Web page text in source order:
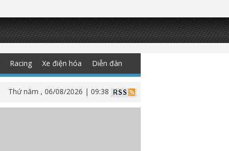
Racing Xe điện hóa Diễn đàn
Thứ năm , 06/08/2026 | 09:38